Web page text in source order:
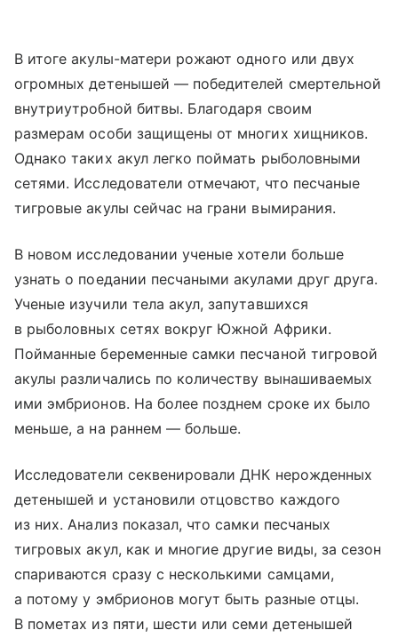
В итоге акулы-матери рожают одного или двух
огромных детенышей — победителей смертельной
внутриутробной битвы. Благодаря своим
размерам особи защищены от многих хищников.
Однако таких акул легко поймать рыболовными
сетями. Исследователи отмечают, что песчаные
тигровые акулы сейчас на грани вымирания.
В новом исследовании ученые хотели больше
узнать о поедании песчаными акулами друг друга.
Ученые изучили тела акул, запутавшихся
в рыболовных сетях вокруг Южной Африки.
Пойманные беременные самки песчаной тигровой
акулы различались по количеству вынашиваемых
ими эмбрионов. На более позднем сроке их было
меньше, а на раннем — больше.
Исследователи секвенировали ДНК нерожденных
детенышей и установили отцовство каждого
из них. Анализ показал, что самки песчаных
тигровых акул, как и многие другие виды, за сезон
спариваются сразу с несколькими самцами,
а потому у эмбрионов могут быть разные отцы.
В пометах из пяти, шести или семи детенышей